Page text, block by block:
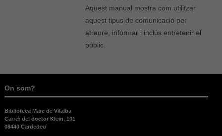
Aquest manual mostra com utilitzar
aquest tipus de comunicació per
atraure, informar i inclús entretenir el
públic.
On som?
Biblioteca Marc de Vilalba
Carrer del doctor Klein, 101
08440 Cardedeu